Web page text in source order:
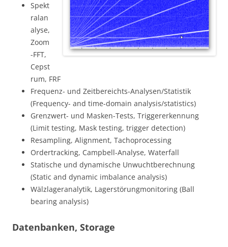
Spekt
ralan
alyse,
Zoom
-FFT,
Cepst
rum, FRF
Frequenz- und Zeitbereichts-Analysen/Statistik
(Frequency- and time-domain analysis/statistics)
Grenzwert- und Masken-Tests, Triggererkennung
(Limit testing, Mask testing, trigger detection)
Resampling, Alignment, Tachoprocessing
Ordertracking, Campbell-Analyse, Waterfall
Statische und dynamische Unwuchtberechnung
(Static and dynamic imbalance analysis)
Wälzlageranalytik, Lagerstörungmonitoring (Ball
bearing analysis)
Datenbanken, Storage